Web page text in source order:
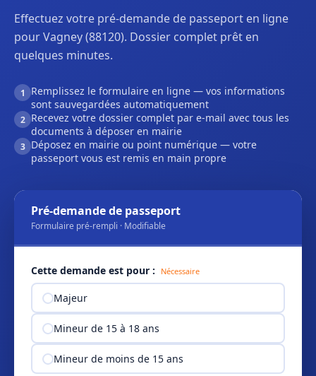
Effectuez votre pré-demande de passeport en ligne
pour Vagney (88120). Dossier complet prêt en
quelques minutes.
1
Remplissez le formulaire en ligne — vos informations
sont sauvegardées automatiquement
2 Recevez votre dossier complet par e-mail avec tous les
documents à déposer en mairie
3 Déposez en mairie ou point numérique — votre
passeport vous est remis en main propre
Pré-demande de passeport
Formulaire pré-rempli · Modifiable
Cette demande est pour : Nécessaire
Majeur
Mineur de 15 à 18 ans
Mineur de moins de 15 ans